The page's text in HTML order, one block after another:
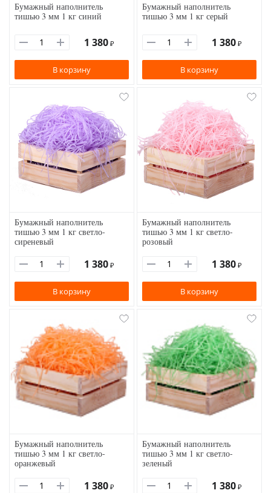
Бумажный наполнитель
тишью 3 мм 1 кг синий
1 380 ₽
В корзину
Бумажный наполнитель
тишью 3 мм 1 кг серый
1 380 ₽
В корзину
Бумажный наполнитель
тишью 3 мм 1 кг светло-
сиреневый
1 380 ₽
В корзину
Бумажный наполнитель
тишью 3 мм 1 кг светло-
розовый
1 380 ₽
В корзину
Бумажный наполнитель
тишью 3 мм 1 кг светло-
оранжевый
1 380 ₽
Бумажный наполнитель
тишью 3 мм 1 кг светло-
зеленый
1 380 ₽